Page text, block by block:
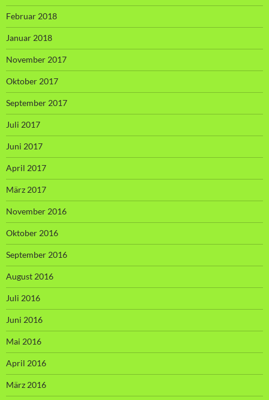
Februar 2018
Januar 2018
November 2017
Oktober 2017
September 2017
Juli 2017
Juni 2017
April 2017
März 2017
November 2016
Oktober 2016
September 2016
August 2016
Juli 2016
Juni 2016
Mai 2016
April 2016
März 2016